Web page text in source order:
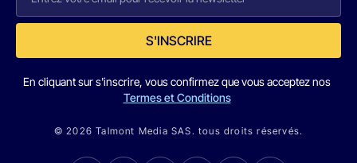
S'INSCRIRE
En cliquant sur s'inscrire, vous confirmez que vous acceptez nos
Termes et Conditions
© 2026 Talmont Media SAS. tous droits réservés.